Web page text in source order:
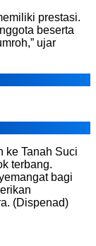
prestasi.
beserta
ujar
ke Tanah Suci
terbang.
bagi
(Dispenad)